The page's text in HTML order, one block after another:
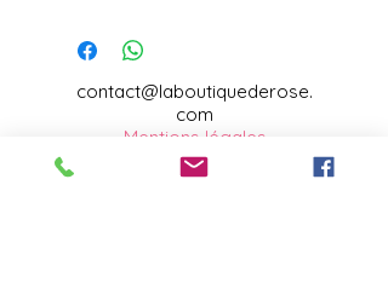
contact@laboutiquederose.
com
Mentions légales
--